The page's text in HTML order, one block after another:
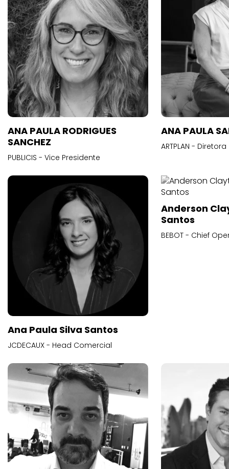
ANA PAULA RODRIGUES
SANCHEZ
PUBLICIS - Vice Presidente
ANA PAULA
ARTPLAN -
Ana Paula Silva Santos
JCDECAUX - Head Comercial
Anderson
Santos
BEBOT - Chief